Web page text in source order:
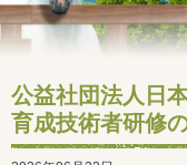
公益社団法人日
育成技術者研修